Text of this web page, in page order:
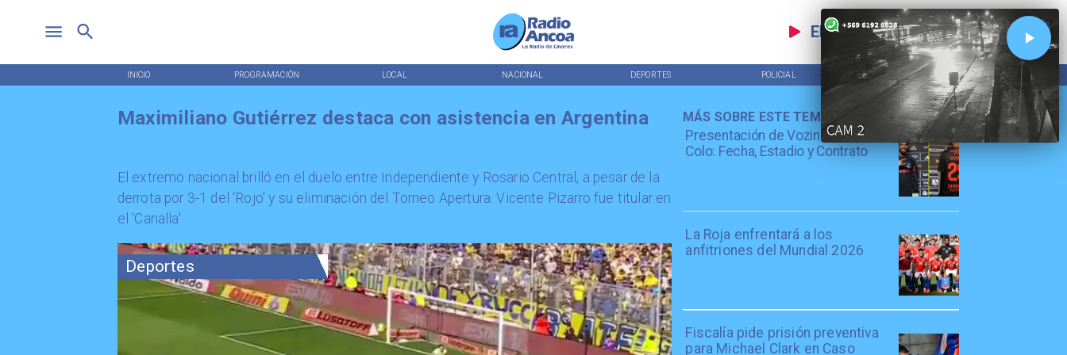
EN VIVO
INICIO PROGRAMACIÓN LOCAL NACIONAL DEPORTES POLICIAL TENDENCIAS
Deportes
Presentación de Vozinha en Colo
Colo: Fecha, Estadio y Contrato
La Roja enfrentará a los
anfitriones del Mundial 2026
Fiscalía pide prisión preventiva
para Michael Clark en Caso
MÁS SOBRE ESTE TEMA
Maximiliano Gutiérrez destaca con asistencia en Argentina
El extremo nacional brilló en el duelo entre Independiente y Rosario Central, a pesar de la
derrota por 3-1 del 'Rojo' y su eliminación del Torneo Apertura. Vicente Pizarro fue titular en
el 'Canalla'.